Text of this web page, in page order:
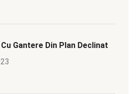
Gantere Din Plan Declinat